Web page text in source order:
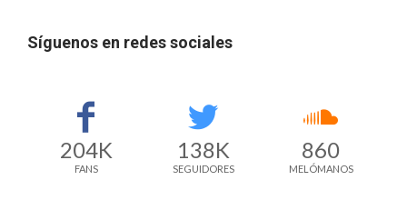
Síguenos en redes sociales
204K
FANS
138K
SEGUIDORES
860
MELÓMANOS